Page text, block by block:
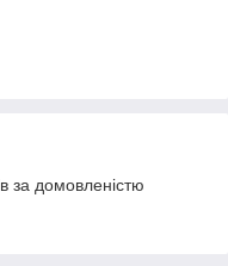
за домовленістю